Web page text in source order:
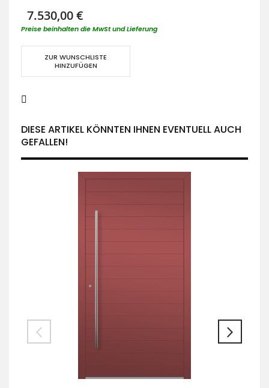
7.530,00 €
Preise beinhalten die MwSt und Lieferung
ZUR WUNSCHLISTE
HINZUFÜGEN
DIESE ARTIKEL KÖNNTEN IHNEN EVENTUELL AUCH
GEFALLEN!